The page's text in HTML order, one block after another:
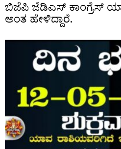
ಬಿಜೆಪಿ ಜೆಡಿಎಸ್ ಕಾಂಗ್ರೆಸ್
ಅಂತ ಹೇಳಿದ್ದಾರೆ.